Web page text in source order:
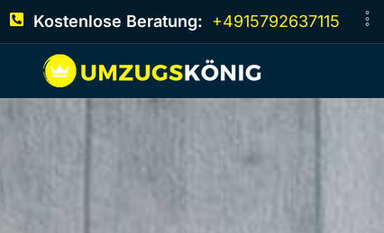
Kostenlose Beratung: +4915792637115